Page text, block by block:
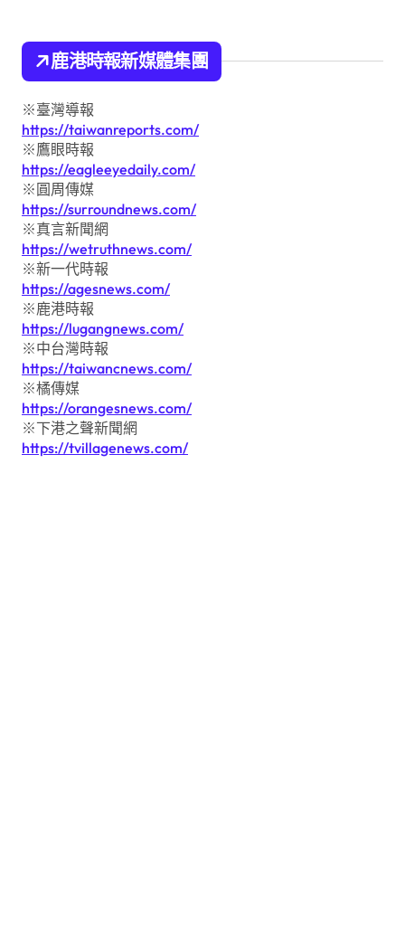
鹿港時報新媒體集團
※臺灣導報
https://taiwanreports.com/
※鷹眼時報
https://eagleeyedaily.com/
※圓周傳媒
https://surroundnews.com/
※真言新聞網
https://wetruthnews.com/
※新一代時報
https://agesnews.com/
※鹿港時報
https://lugangnews.com/
※中台灣時報
https://taiwancnews.com/
※橘傳媒
https://orangesnews.com/
※下港之聲新聞網
https://tvillagenews.com/